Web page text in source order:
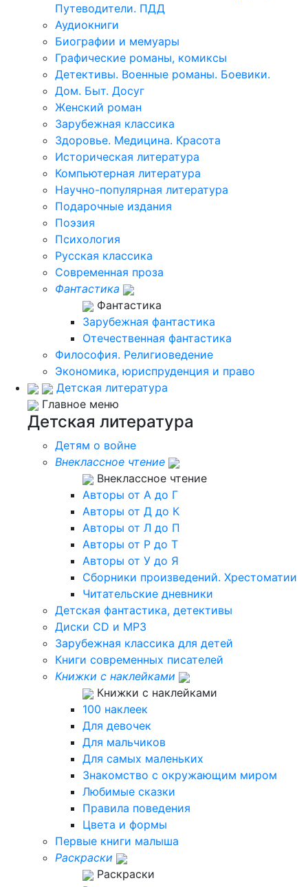
Путеводители. ПДД
Аудиокниги
Биографии и мемуары
Графические романы, комиксы
Детективы. Военные романы. Боевики.
Дом. Быт. Досуг
Женский роман
Зарубежная классика
Здоровье. Медицина. Красота
Историческая литература
Компьютерная литература
Научно-популярная литература
Подарочные издания
Поэзия
Психология
Русская классика
Современная проза
Фантастика
Фантастика
Зарубежная фантастика
Отечественная фантастика
Философия. Религиоведение
Экономика, юриспруденция и право
Детская литература
Главное меню
Детская литература
Детям о войне
Внеклассное чтение
Внеклассное чтение
Авторы от А до Г
Авторы от Д до К
Авторы от Л до П
Авторы от Р до Т
Авторы от У до Я
Сборники произведений. Хрестоматии
Читательские дневники
Детская фантастика, детективы
Диски CD и MP3
Зарубежная классика для детей
Книги современных писателей
Книжки с наклейками
Книжки с наклейками
100 наклеек
Для девочек
Для мальчиков
Для самых маленьких
Знакомство с окружающим миром
Любимые сказки
Правила поведения
Цвета и формы
Первые книги малыша
Раскраски
Раскраски